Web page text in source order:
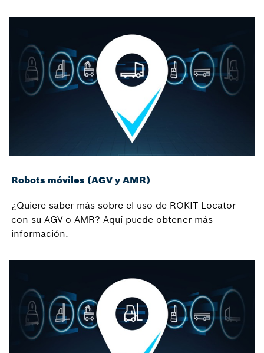
Robots móviles (AGV y AMR)
¿Quiere saber más sobre el uso de ROKIT Locator
con su AGV o AMR? Aquí puede obtener más
información.